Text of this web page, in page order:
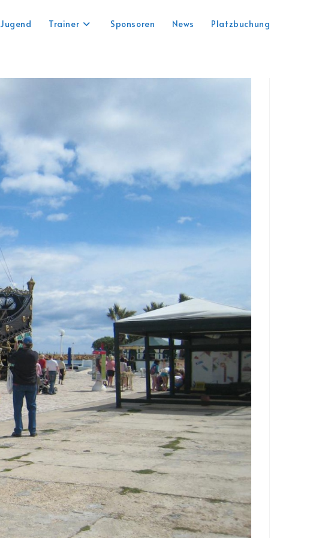
Jugend Trainer Sponsoren News Platzbuchung